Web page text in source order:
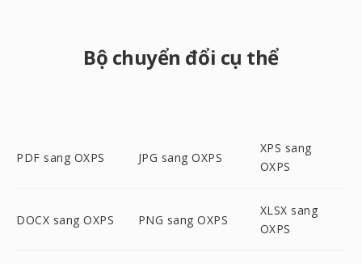
Bộ chuyển đổi cụ thể
PDF sang OXPS JPG sang OXPS
XPS sang
OXPS
DOCX sang OXPS PNG sang OXPS
XLSX sang
OXPS